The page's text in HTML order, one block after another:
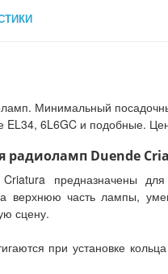
Минимальный
6L6GC и подобные.
Duende
предназначены
верхнюю часть лампы,
сцену.
при установке